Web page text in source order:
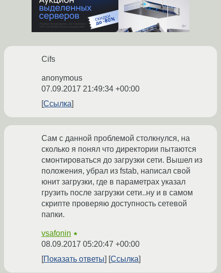
Cifs
anonymous
07.09.2017 21:49:34 +00:00
Ссылка
Сам с данной проблемой столкнулся, на
сколько я понял что директории пытаются
смонтироваться до загрузки сети. Вышел из
положения, убрал из fstab, написал свой
юнит загрузки, где в параметрах указал
грузить после загрузки сети..ну и в самом
скрипте проверяю доступность сетевой
папки.
vsafonin ★
08.09.2017 05:20:47 +00:00
Показать ответы
Ссылка